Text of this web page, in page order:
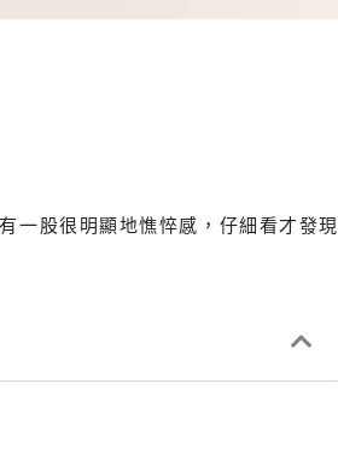
一股很明顯地憔悴感，仔細看才發現